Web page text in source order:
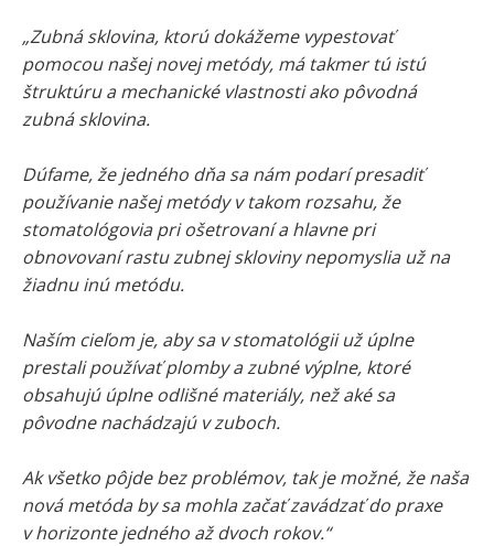
„Zubná sklovina, ktorú dokážeme vypestovať
pomocou našej novej metódy, má takmer tú istú
štruktúru a mechanické vlastnosti ako pôvodná
zubná sklovina.
Dúfame, že jedného dňa sa nám podarí presadiť
používanie našej metódy v takom rozsahu, že
stomatológovia pri ošetrovaní a hlavne pri
obnovovaní rastu zubnej skloviny nepomyslia už na
žiadnu inú metódu.
Naším cieľom je, aby sa v stomatológii už úplne
prestali používať plomby a zubné výplne, ktoré
obsahujú úplne odlišné materiály, než aké sa
pôvodne nachádzajú v zuboch.
Ak všetko pôjde bez problémov, tak je možné, že naša
nová metóda by sa mohla začať zavádzať do praxe
v horizonte jedného až dvoch rokov.“